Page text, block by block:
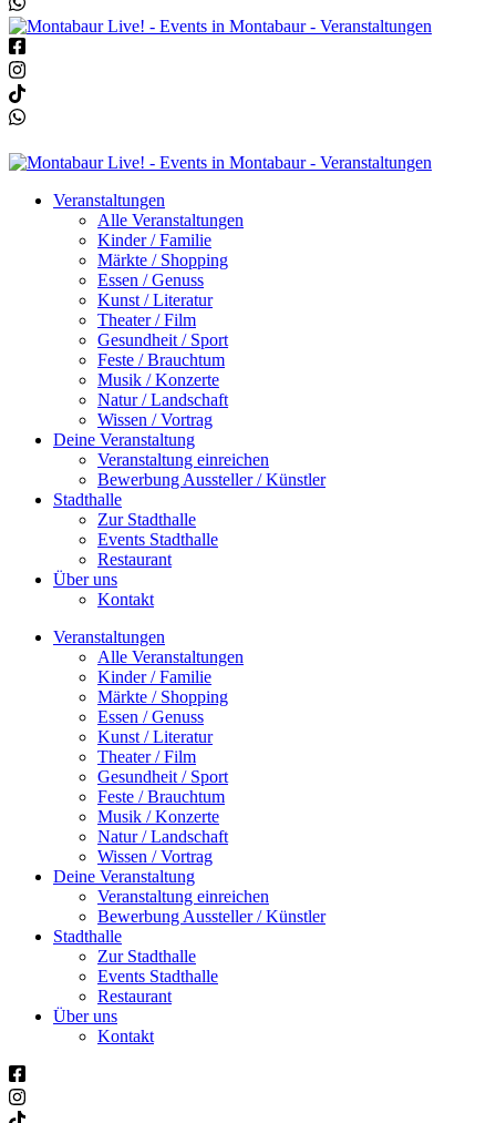
Veranstaltungen
Alle Veranstaltungen
Kinder / Familie
Märkte / Shopping
Essen / Genuss
Kunst / Literatur
Theater / Film
Gesundheit / Sport
Feste / Brauchtum
Musik / Konzerte
Natur / Landschaft
Wissen / Vortrag
Deine Veranstaltung
Veranstaltung einreichen
Bewerbung Aussteller / Künstler
Stadthalle
Zur Stadthalle
Events Stadthalle
Restaurant
Über uns
Kontakt
Veranstaltungen
Alle Veranstaltungen
Kinder / Familie
Märkte / Shopping
Essen / Genuss
Kunst / Literatur
Theater / Film
Gesundheit / Sport
Feste / Brauchtum
Musik / Konzerte
Natur / Landschaft
Wissen / Vortrag
Deine Veranstaltung
Veranstaltung einreichen
Bewerbung Aussteller / Künstler
Stadthalle
Zur Stadthalle
Events Stadthalle
Restaurant
Über uns
Kontakt